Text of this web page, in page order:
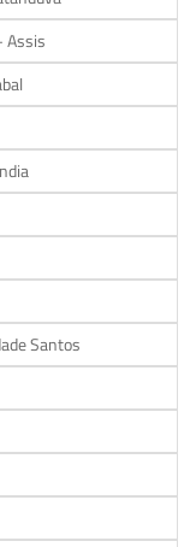
Assis
Santos